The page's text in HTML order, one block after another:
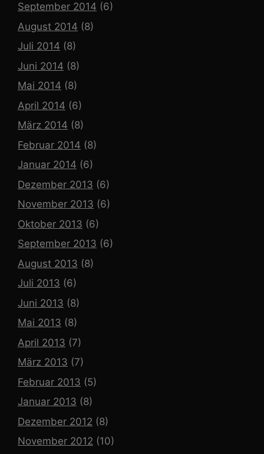
September 2014 (6)
August 2014 (8)
Juli 2014 (8)
Juni 2014 (8)
Mai 2014 (8)
April 2014 (6)
März 2014 (8)
Februar 2014 (8)
Januar 2014 (6)
Dezember 2013 (6)
November 2013 (6)
Oktober 2013 (6)
September 2013 (6)
August 2013 (8)
Juli 2013 (6)
Juni 2013 (8)
Mai 2013 (8)
April 2013 (7)
März 2013 (7)
Februar 2013 (5)
Januar 2013 (8)
Dezember 2012 (8)
November 2012 (10)